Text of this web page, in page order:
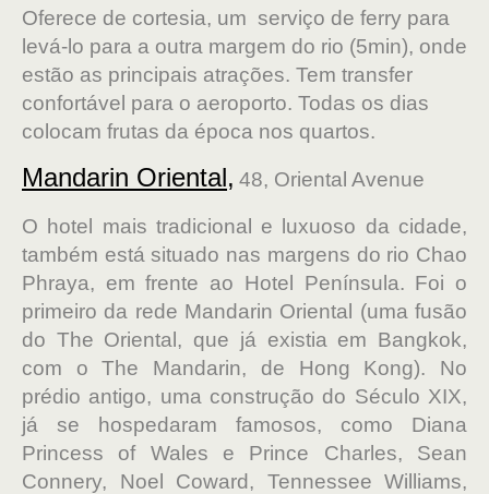
Oferece de cortesia, um serviço de ferry para
levá-lo para a outra margem do rio (5min), onde
estão as principais atrações. Tem transfer
confortável para o aeroporto. Todas os dias
colocam frutas da época nos quartos.
Mandarin Oriental, 48, Oriental Avenue
O hotel mais tradicional e luxuoso da cidade,
também está situado nas margens do rio Chao
Phraya, em frente ao Hotel Península. Foi o
primeiro da rede Mandarin Oriental (uma fusão
do The Oriental, que já existia em Bangkok,
com o The Mandarin, de Hong Kong). No
prédio antigo, uma construção do Século XIX,
já se hospedaram famosos, como Diana
Princess of Wales e Prince Charles, Sean
Connery, Noel Coward, Tennessee Williams,